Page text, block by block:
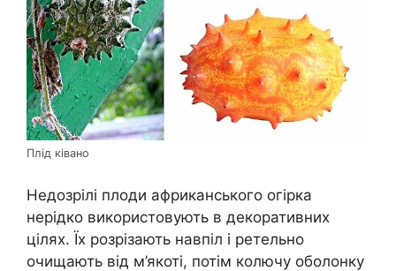
Плід ківано
Недозрілі плоди африканського огірка
нерідко використовують в декоративних
цілях. Їх розрізають навпіл і ретельно
очищають від м’якоті, потім колючу оболонку